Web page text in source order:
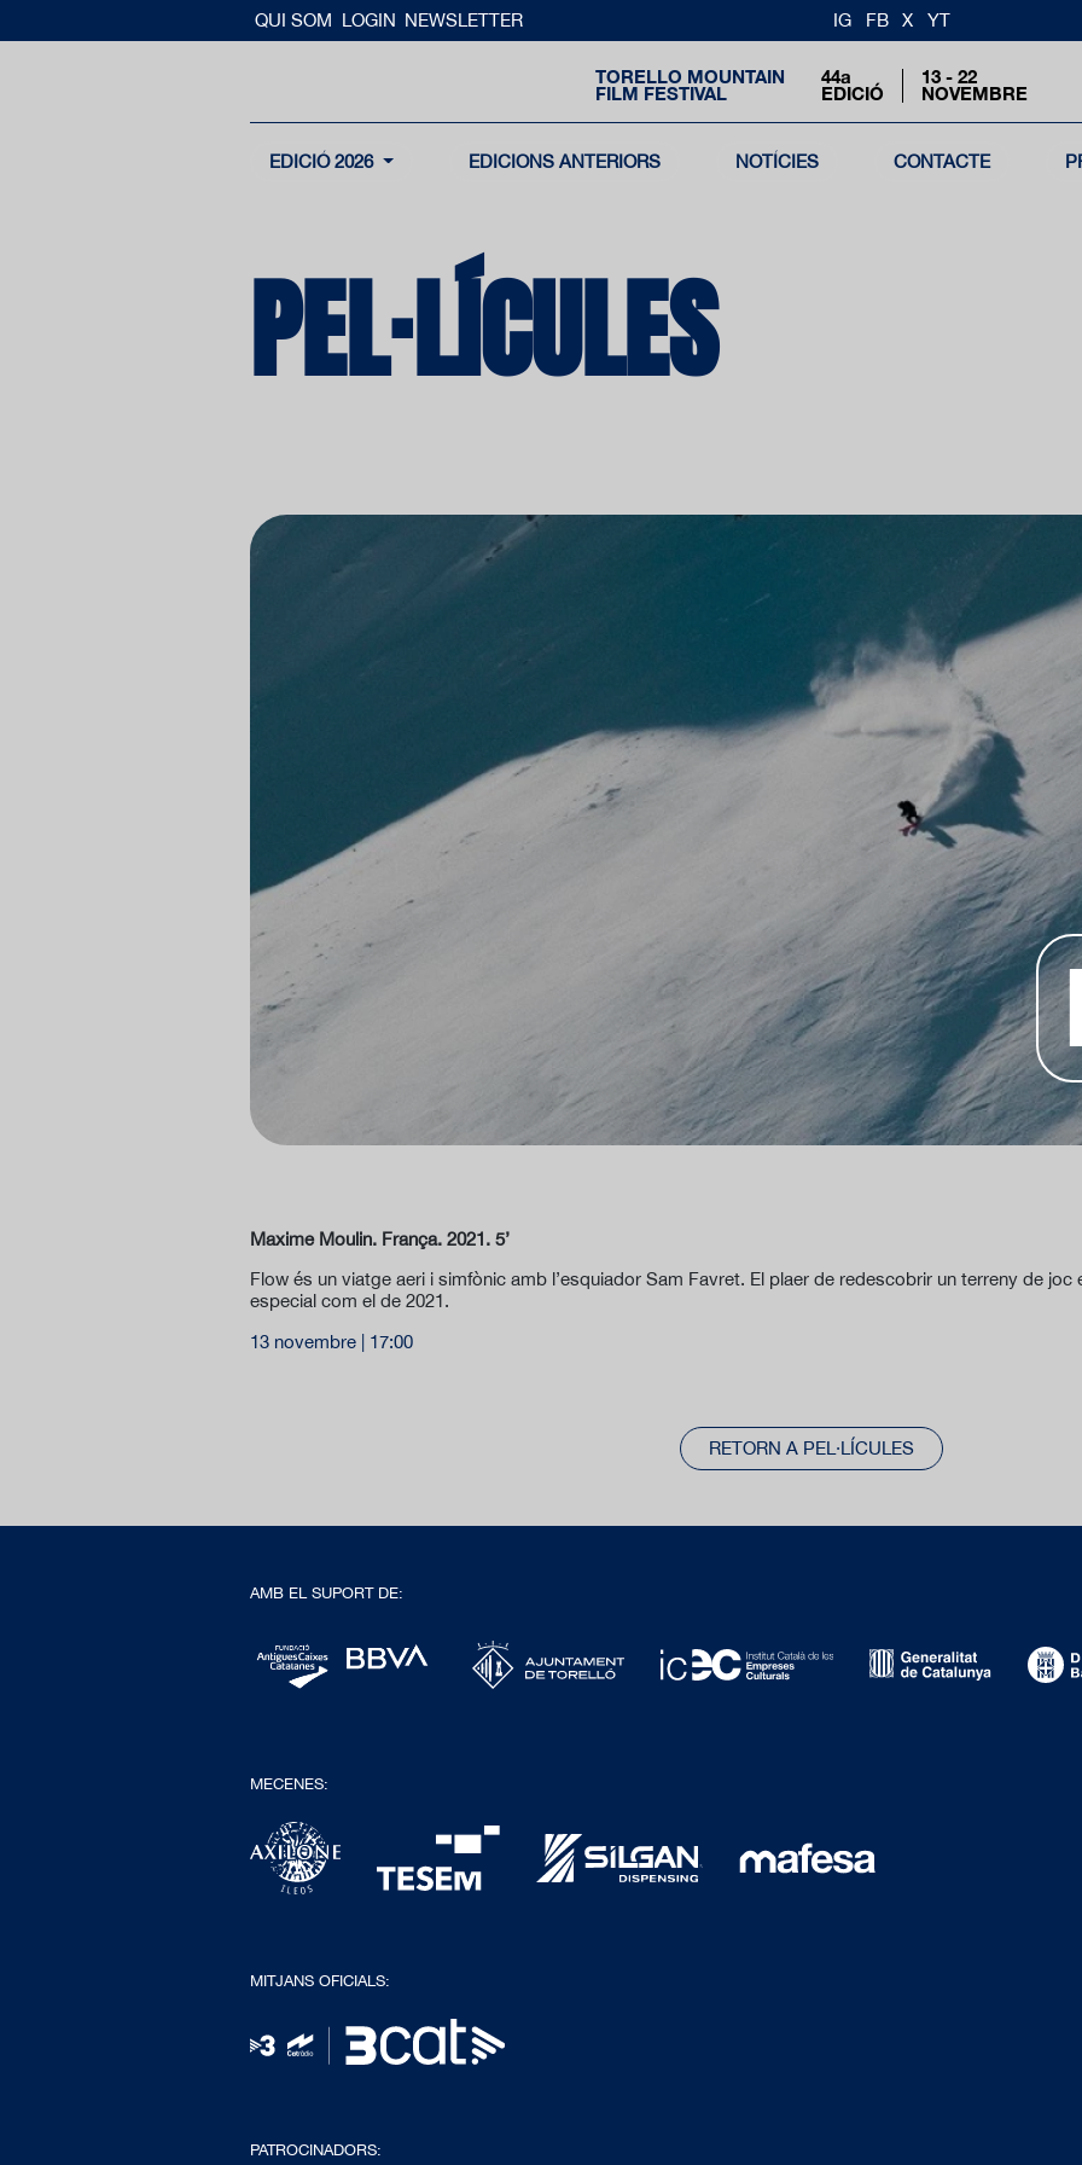
QUI SOM LOGIN NEWSLETTER IG FB X YT
TORELLO MOUNTAIN
FILM FESTIVAL
44a
EDICIÓ
13 - 22
NOVEMBRE
EDICIÓ 2026 EDICIONS ANTERIORS NOTÍCIES CONTACTE
PEL·LÍCULES
Maxime Moulin. França. 2021. 5’
Flow és un viatge aeri i simfònic amb l’esquiador Sam Favret. El plaer de redescobrir un terreny de
especial com el de 2021.
13 novembre | 17:00
RETORN A PEL·LÍCULES
AMB EL SUPORT DE:
MECENES:
MITJANS OFICIALS:
PATROCINADORS: